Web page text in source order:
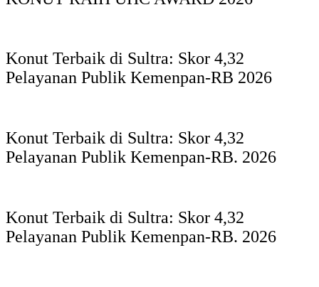
Konut Terbaik di Sultra: Skor 4,32
Pelayanan Publik Kemenpan-RB 2026
Konut Terbaik di Sultra: Skor 4,32
Pelayanan Publik Kemenpan-RB. 2026
Konut Terbaik di Sultra: Skor 4,32
Pelayanan Publik Kemenpan-RB. 2026